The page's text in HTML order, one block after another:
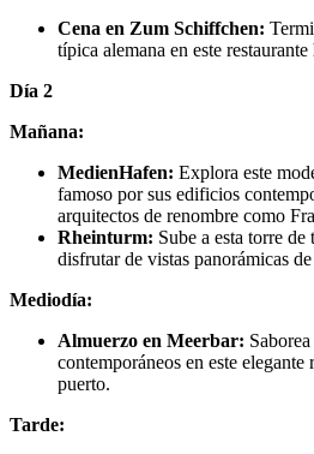
Cena en Zum Schiffchen:
típica alemana en este
Día 2
Mañana:
MedienHafen: Explora este
famoso por sus edificios
arquitectos de renombre como
Rheinturm: Sube a esta torre
disfrutar de vistas panorámicas
Mediodía:
Almuerzo en Meerbar:
contemporáneos en este elegante
puerto.
Tarde: